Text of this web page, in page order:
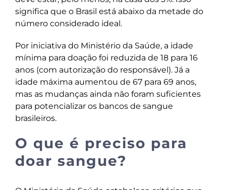
significa que o Brasil está abaixo da metade do
número considerado ideal.
Por iniciativa do Ministério da Saúde, a idade
mínima para doação foi reduzida de 18 para 16
anos (com autorização do responsável). Já a
idade máxima aumentou de 67 para 69 anos,
mas as mudanças ainda não foram suficientes
para potencializar os bancos de sangue
brasileiros.
O que é preciso para
doar sangue?